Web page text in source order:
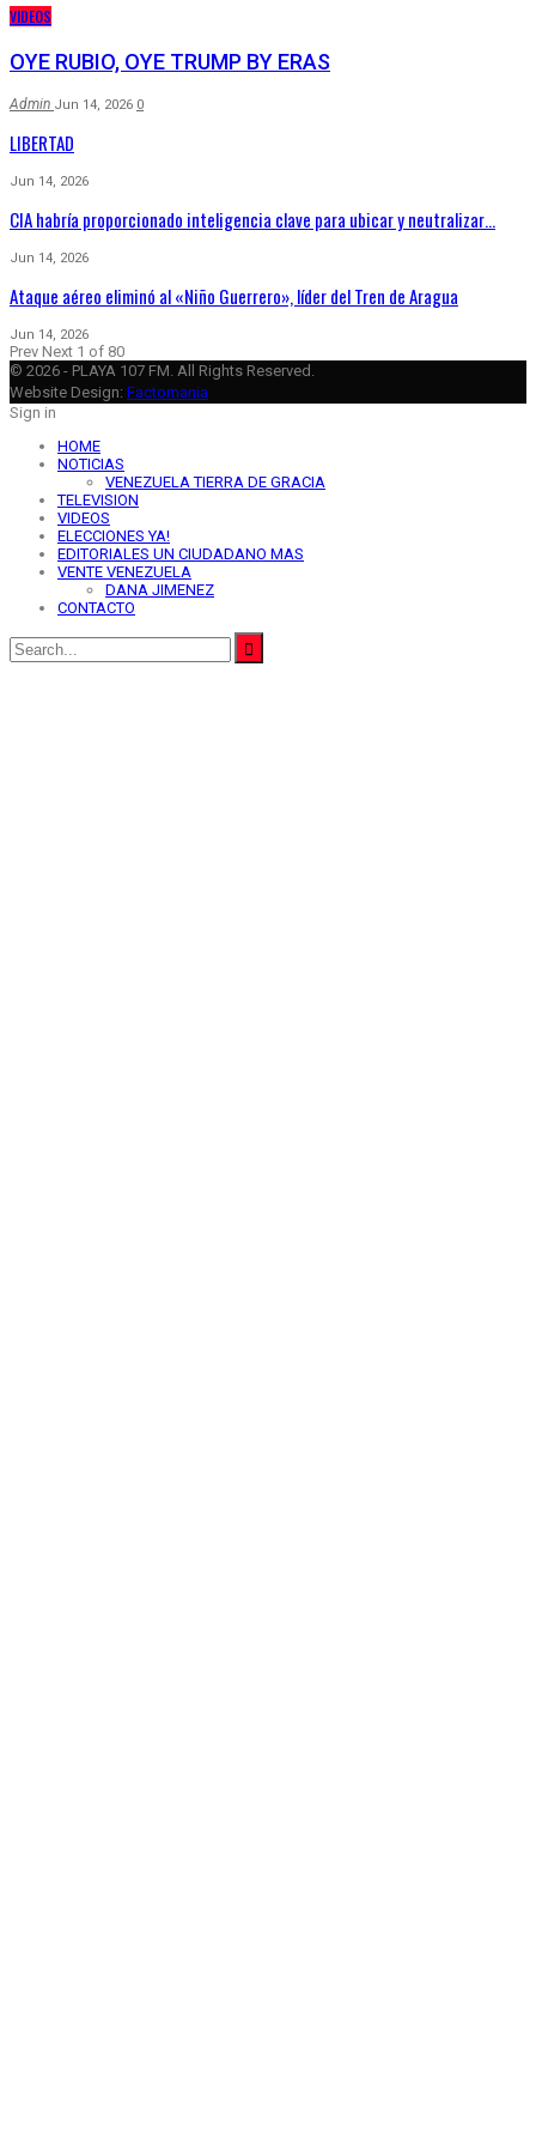
VIDEOS
OYE RUBIO, OYE TRUMP BY ERAS
Admin Jun 14, 2026 0
LIBERTAD
Jun 14, 2026
CIA habría proporcionado inteligencia clave para ubicar y neutralizar…
Jun 14, 2026
Ataque aéreo eliminó al «Niño Guerrero», líder del Tren de Aragua
Jun 14, 2026
Prev Next 1 of 80
© 2026 - PLAYA 107 FM. All Rights Reserved.
Website Design: Factomania
Sign in
HOME
NOTICIAS
VENEZUELA TIERRA DE GRACIA
TELEVISION
VIDEOS
ELECCIONES YA!
EDITORIALES UN CIUDADANO MAS
VENTE VENEZUELA
DANA JIMENEZ
CONTACTO